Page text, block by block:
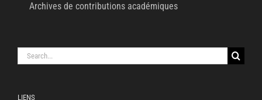
Archives de contributions académiques
Search
for:
LIENS